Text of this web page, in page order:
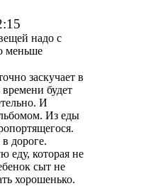
надо с
меньше
заскучает в
будет
И
Из еды
дороге.
еду, которая не
сыт не
хорошенько.